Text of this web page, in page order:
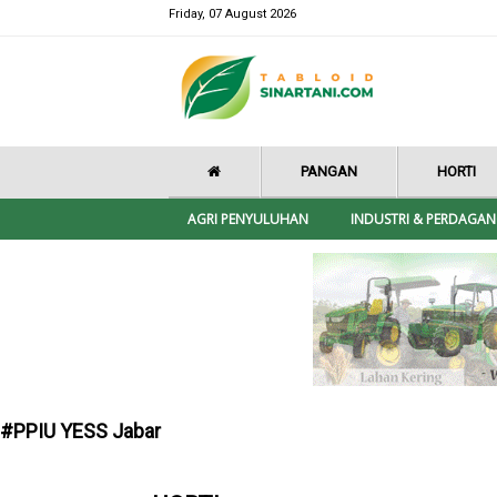
Friday, 07 August 2026
PANGAN HORTI
AGRI PENYULUHAN INDUSTRI &
#PPIU YESS Jabar